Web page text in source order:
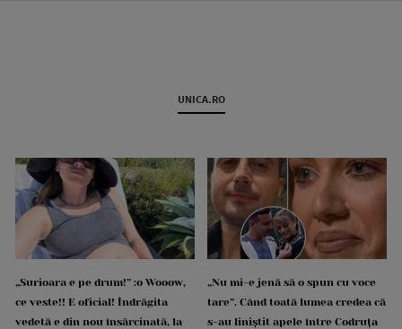
UNICA.RO
„Surioara e pe drum!” :o Wooow,
ce veste!! E oficial! Îndrăgita
vedetă e din nou însărcinată, la
„Nu mi-e jenă să o spun cu voce
tare”. Când toată lumea credea că
s-au liniștit apele între Codruța